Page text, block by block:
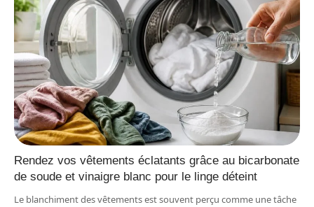
Rendez vos vêtements éclatants grâce au bicarbonate
de soude et vinaigre blanc pour le linge déteint
Le blanchiment des vêtements est souvent perçu comme une tâche